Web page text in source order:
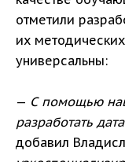
отметили
их
универсальны:
— С помощью
разработать
добавил